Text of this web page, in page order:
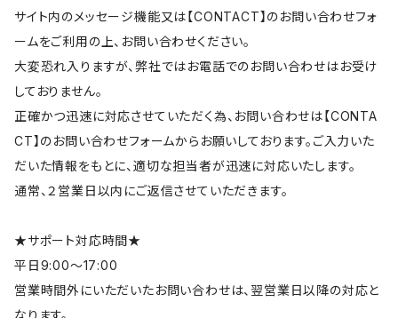
サイト内のメッセージ機能又は【CONTACT】のお問い合わせフォ
ームをご利用の上、お問い合わせください。
大変恐れ入りますが、弊社ではお電話でのお問い合わせはお受け
しておりません。
正確かつ迅速に対応させていただく為、お問い合わせは【CONTA
CT】のお問い合わせフォームからお願いしております。ご入力いた
だいた情報をもとに、適切な担当者が迅速に対応いたします。
通常、２営業日以内にご返信させていただきます。
★サポート対応時間★
平日9:00～17:00
営業時間外にいただいたお問い合わせは、翌営業日以降の対応と
なります。